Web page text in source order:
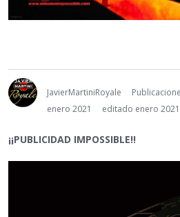
JavierMartiniRoyale
enero 2021
editado enero 2021
¡¡PUBLICIDAD IMPOSSIBLE!!